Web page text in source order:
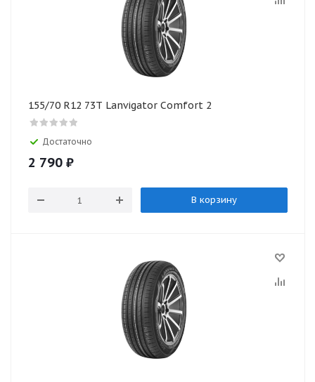
155/70 R12 73Т Lanvigator Comfort 2
Достаточно
2 790 ₽
В корзину